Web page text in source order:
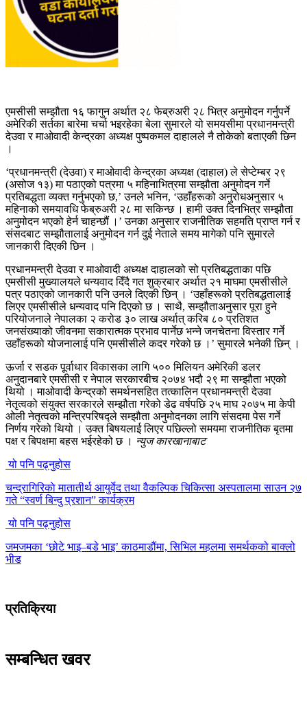
एमसीसी सम्झौता १६ फागुन अर्थात २८ फेब्रुअरी २८ भित्र अनुमोदन गर्नुपर्ने
अमेरिकी सर्तका बारेमा चर्चा भइरहेका बेला सुमारले यो समयसीमा प्रधानमन्त्री
देउवा र माओवादी केन्द्रका अध्यक्ष पुष्पकमल दाहालले नै तोकेको बताएकी छिन
।
‘प्रधानमन्त्री (देउवा) र माओवादी केन्द्रका अध्यक्ष (दाहाल) ले सेप्टेम्बर २९
(असोज १३) मा पठाएको पत्रमा ५ महिनाभित्रमा सम्झौता अनुमोदन गर्ने
प्रतिबद्धता व्यक्त गर्नुभएको छ,’ उनले भनिन, ‘उहाँहरूको अनुरोधअनुसार ५
महिनाको समयावधि फेब्रुअरी २८ मा सकिन्छ । हामी उक्त दिनभित्र सम्झौता
अनुमोदन भएको हेर्न चाहन्छौं ।’ उनका अनुसार राजनीतिक सहमति प्राप्त गर्न र
संसदबाट सम्झौतालाई अनुमोदन गर्न दुई नेताले समय मागेको पनि सुमारले
जानकारी दिएकी छिन ।
प्रधानमन्त्री देउवा र माओवादी अध्यक्ष दाहालको सो प्रतिबद्धताका पछि
एमसीसी मुख्यालयले धन्यवाद दिँदै गत शुक्रबार अर्थात २१ माघमा एमसीसीले
पत्र पठाएको जानकारी पनि उनले दिएकी छिन् । ‘उहाँहरूको प्रतिबद्धतालाई
लिएर एमसीसीले धन्यवाद पनि दिएको छ । साथै, सम्झौताअनुसार पूरा हुने
परियोजनाले नेपालका २ करोड ३० लाख अर्थात् करिब ८० प्रतिशत
जनसंख्याको जीवनमा सकारात्मक प्रभाव पार्नेछ भन्ने जनचेतना विस्तार गर्ने
उहाँहरूको योजनालाई पनि एमसीसीले कदर गरेको छ ।’ सुमारले भनेकी छिन् ।
ऊर्जा र सडक पूर्वाधार विकासका लागि ५०० मिलियन अमेरिकी डलर
अनुदानबारे एमसीसी र नेपाल सरकारबीच २०७४ भदौ २९ मा सम्झौता भएको
थियो । माओवादी केन्द्रको समर्थनसहित तत्कालिन प्रधानमन्त्री देउवा
नेतृत्वको संयुक्त सरकारले सम्झौता गरेको डेढ वर्षपछि २५ माघ २०७५ मा केपी
ओली नेतृत्वको मन्त्रिपरिषद्ले सम्झौता अनुमोदनका लागि संसदमा पेस गर्ने
निर्णय गरेको थियो । उक्त बिषयलाई लिएर पछिल्लो समयमा राजनीतिक बृतमा
पक्ष र बिपक्षमा बहस भईरहेको छ । न्युज कारखानाबाट
यो पनि पढ्नुहोस
चन्द्रागिरिकाे मातातीर्थ आयुर्वेद तथा वैकल्पिक चिकित्सा अस्पतालमा साउन २७
गते “स्वर्ण बिन्दु प्रशान” कार्यक्रम
यो पनि पढ्नुहोस
जमजमका ‘छोटे भाइ–बडे भाइ’ काठमाडौंमा, सिभिल महलमा समर्थकको बाक्लो
भीड
प्रतिक्रिया
सम्बन्धित खवर